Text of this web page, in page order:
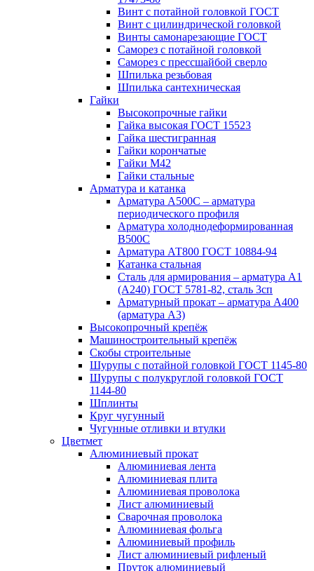
Винт с потайной головкой ГОСТ
Винт с цилиндрической головкой
Винты самонарезающие ГОСТ
Саморез с потайной головкой
Саморез с прессшайбой сверло
Шпилька резьбовая
Шпилька сантехническая
Гайки
Высокопрочные гайки
Гайка высокая ГОСТ 15523
Гайка шестигранная
Гайки корончатые
Гайки М42
Гайки стальные
Арматура и катанка
Арматура А500С – арматура
периодического профиля
Арматура холоднодеформированная
В500С
Арматура АТ800 ГОСТ 10884-94
Катанка стальная
Сталь для армирования – арматура А1
(А240) ГОСТ 5781-82, сталь 3сп
Арматурный прокат – арматура А400
(арматура А3)
Высокопрочный крепёж
Машиностроительный крепёж
Скобы строительные
Шурупы с потайной головкой ГОСТ 1145-80
Шурупы с полукруглой головкой ГОСТ
1144-80
Шплинты
Круг чугунный
Чугунные отливки и втулки
Цветмет
Алюминиевый прокат
Алюминиевая лента
Алюминиевая плита
Алюминиевая проволока
Лист алюминиевый
Сварочная проволока
Алюминиевая фольга
Алюминиевый профиль
Лист алюминиевый рифленый
Пруток алюминиевый